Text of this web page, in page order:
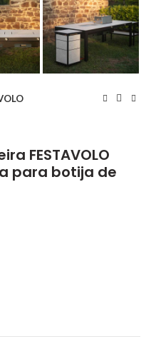
FESTAVOLO
para botija de